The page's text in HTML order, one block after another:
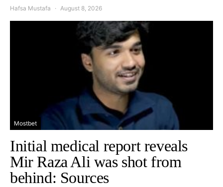
Hafsa Mustafa August 8, 2026
Mostbet
Initial medical report reveals
Mir Raza Ali was shot from
behind: Sources